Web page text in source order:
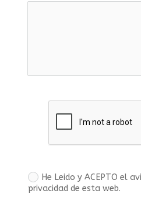
He Leido y ACEPTO el
privacidad de esta web.